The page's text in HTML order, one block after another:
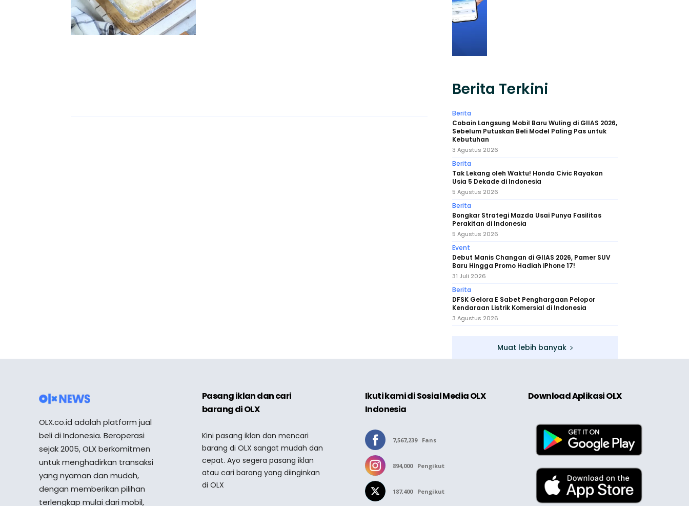
Berita Terkini
Berita
Cobain Langsung Mobil Baru Wuling di GIIAS 2026,
Sebelum Putuskan Beli Model Paling Pas untuk
Kebutuhan
3 Agustus 2026
Berita
Tak Lekang oleh Waktu! Honda Civic Rayakan
Usia 5 Dekade di Indonesia
5 Agustus 2026
Berita
Bongkar Strategi Mazda Usai Punya Fasilitas
Perakitan di Indonesia
5 Agustus 2026
Event
Debut Manis Changan di GIIAS 2026, Pamer SUV
Baru Hingga Promo Hadiah iPhone 17!
31 Juli 2026
Berita
DFSK Gelora E Sabet Penghargaan Pelopor
Kendaraan Listrik Komersial di Indonesia
3 Agustus 2026
Muat lebih banyak
OLX.co.id adalah platform jual
beli di Indonesia. Beroperasi
sejak 2005, OLX berkomitmen
untuk menghadirkan transaksi
yang nyaman dan mudah,
dengan memberikan pilihan
terlengkap mulai dari mobil,
Pasang iklan dan cari
barang di OLX
Kini pasang iklan dan mencari
barang di OLX sangat mudah dan
cepat. Ayo segera pasang iklan
atau cari barang yang diinginkan
di OLX
Ikuti kami di Sosial Media OLX
Indonesia
7,567,239 Fans
894,000 Pengikut
187,400 Pengikut
Download Aplikasi OLX